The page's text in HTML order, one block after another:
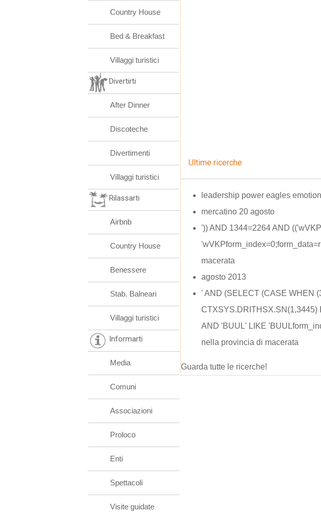
Ultime ricerche
leadership power eagles
mercatino 20 agosto
')) AND 1344=2264 AND
macerata
agosto 2013
' AND (SELECT (CASE WHEN
CTXSYS.DRITHSX.SN(1,3445)
AND 'BUUL' LIKE
nella provincia di macerata
Guarda tutte le ricerche!
Country House
Bed & Breakfast
Villaggi turistici
Divertirti
After Dinner
Discoteche
Divertimenti
Villaggi turistici
Rilassarti
Airbnb
Country House
Benessere
Stab. Balneari
Villaggi turistici
Informarti
Media
Comuni
Associazioni
Proloco
Enti
Spettacoli
Visite guidate